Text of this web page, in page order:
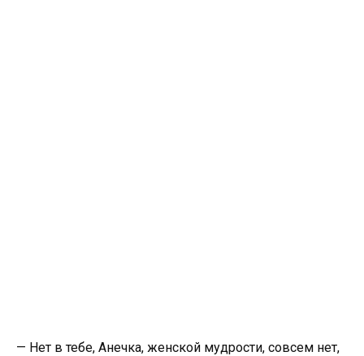
— Нет в тебе, Анечка, женской мудрости, совсем нет,